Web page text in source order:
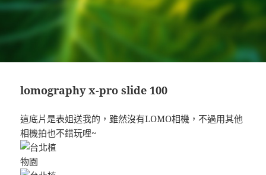
lomography x-pro slide 100
這底片是表姐送我的，雖然沒有LOMO相機，不過用其他
相機拍也不錯玩哩~